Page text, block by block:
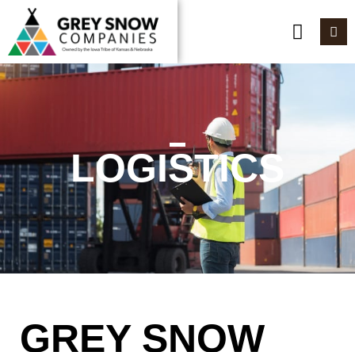
LOGISTICS
GREY SNOW